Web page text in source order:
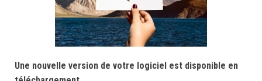
Une nouvelle version de votre logiciel est disponible en